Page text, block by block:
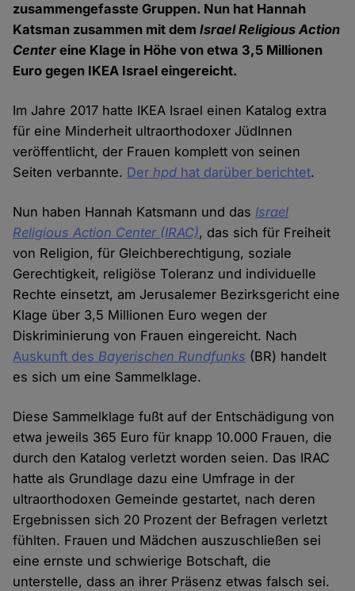
zusammengefasste Gruppen. Nun hat Hannah
Katsman zusammen mit demIsrael Religious Action
Center eine Klage in Höhe von etwa 3,5 Millionen
Euro gegen IKEA Israel eingereicht.
Im Jahre 2017 hatte IKEA Israel einen Katalog extra
für eine Minderheit ultraorthodoxer JüdInnen
veröffentlicht, der Frauen komplett von seinen
Seiten verbannte. Derhpd hat darüber berichtet.
Nun haben Hannah Katsmann und das Israel
Religious Action Center (IRAC), das sich für Freiheit
von Religion, für Gleichberechtigung, soziale
Gerechtigkeit, religiöse Toleranz und individuelle
Rechte einsetzt, am Jerusalemer Bezirksgericht eine
Klage über 3,5 Millionen Euro wegen der
Diskriminierung von Frauen eingereicht. Nach
Auskunft des Bayerischen Rundfunks (BR) handelt
es sich um eine Sammelklage.
Diese Sammelklage fußt auf der Entschädigung von
etwa jeweils 365 Euro für knapp 10.000 Frauen, die
durch den Katalog verletzt worden seien. Das IRAC
hatte als Grundlage dazu eine Umfrage in der
ultraorthodoxen Gemeinde gestartet, nach deren
Ergebnissen sich 20 Prozent der Befragen verletzt
fühlten. Frauen und Mädchen auszuschließen sei
eine ernste und schwierige Botschaft, die
unterstelle, dass an ihrer Präsenz etwas falsch sei.